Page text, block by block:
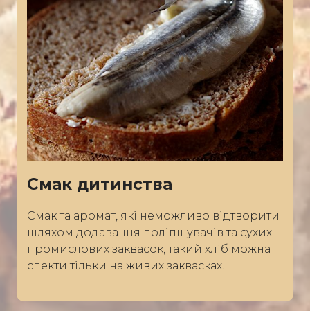
Смак дитинства
Смак та аромат, які неможливо відтворити
шляхом додавання поліпшувачів та сухих
промислових заквасок, такий хліб можна
спекти тільки на живих заквасках.